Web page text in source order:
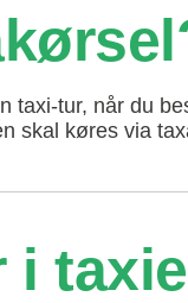
taxi-tur, når du
skal køres via
i